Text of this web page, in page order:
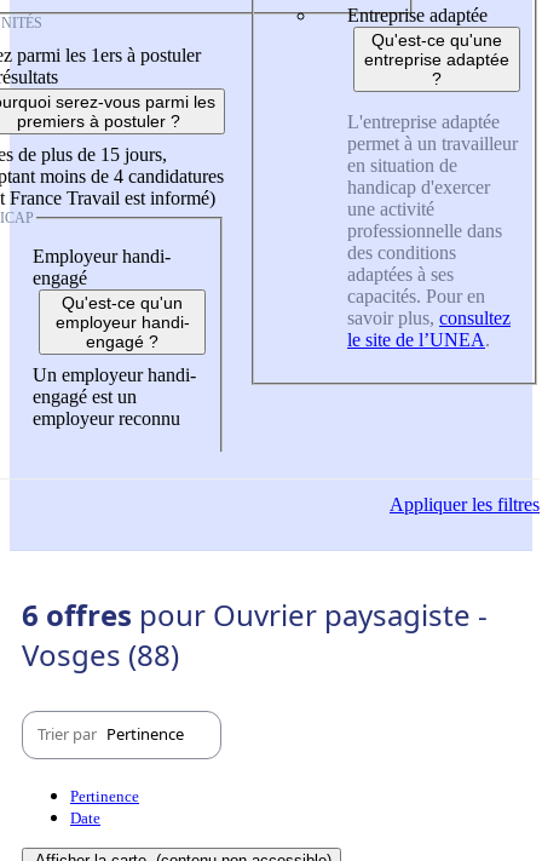
parmi les 1ers à postuler
serez-vous parmi les
premiers à postuler ?
de plus de 15 jours,
moins de 4 candidatures
France Travail est informé)
Employeur handi-
engagé
Qu'est-ce qu'un
employeur handi-
engagé ?
Un employeur handi-
engagé est un
employeur reconnu
Entreprise adaptée
Qu'est-ce qu'une
entreprise adaptée
?
L'entreprise adaptée
permet à un travailleur
en situation de
handicap d'exercer
une activité
professionnelle dans
des conditions
adaptées à ses
capacités. Pour en
savoir plus, consultez
le site de l’UNEA.
Appliquerles filtres
6 offres pour Ouvrier paysagiste -
Vosges (88)
Trier par Pertinence
Pertinence
Date